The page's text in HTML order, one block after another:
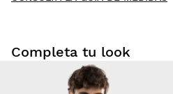
Prueba tu talla desde casa con
Completa tu look